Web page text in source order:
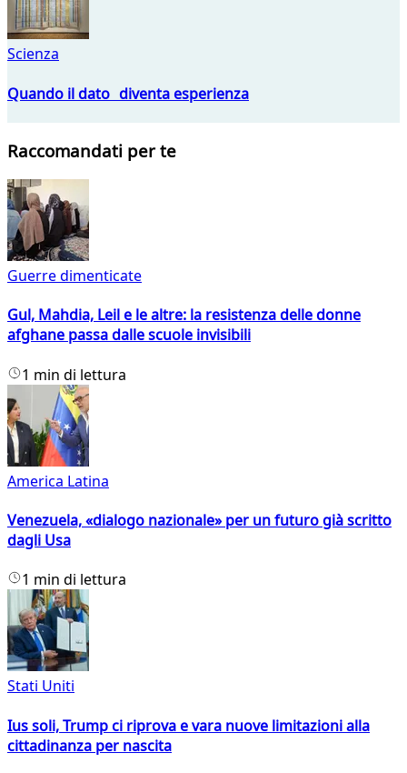
Scienza
Quando il dato diventa esperienza
Raccomandati per te
Guerre dimenticate
Gul, Mahdia, Leil e le altre: la resistenza delle donne
afghane passa dalle scuole invisibili
1 min di lettura
America Latina
Venezuela, «dialogo nazionale» per un futuro già scritto
dagli Usa
1 min di lettura
Stati Uniti
Ius soli, Trump ci riprova e vara nuove limitazioni alla
cittadinanza per nascita